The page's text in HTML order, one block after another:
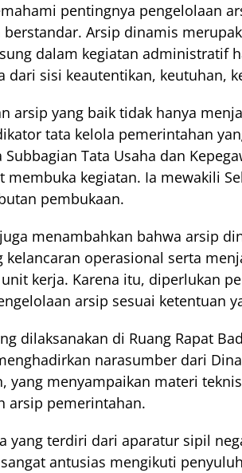
pentingnya pengelolaan
berstandar. Arsip dinamis
dalam kegiatan administratif
dari sisi keautentikan, keutuhan,
arsip yang baik tidak hanya
tata kelola pemerintahan
Subbagian Tata Usaha dan
membuka kegiatan. Ia mewakili
pembukaan.
menambahkan bahwa arsip
kelancaran operasional serta
kerja. Karena itu, diperlukan
arsip sesuai ketentuan
dilaksanakan di Ruang Rapat
narasumber dari
yang menyampaikan materi
arsip pemerintahan.
yang terdiri dari aparatur sipil
sangat antusias mengikuti